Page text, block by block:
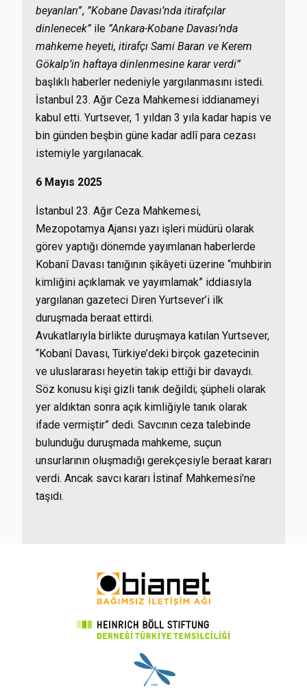
beyanları”, ”Kobane Davası’nda itirafçılar
dinlenecek” ile ”Ankara-Kobane Davası’nda
mahkeme heyeti, itirafçı Sami Baran ve Kerem
Gökalp’in haftaya dinlenmesine karar verdi”
başlıklı haberler nedeniyle yargılanmasını istedi.
İstanbul 23. Ağır Ceza Mahkemesi iddianameyi
kabul etti. Yurtsever, 1 yıldan 3 yıla kadar hapis ve
bin günden beşbin güne kadar adlî para cezası
istemiyle yargılanacak.
6 Mayıs 2025
İstanbul 23. Ağır Ceza Mahkemesi,
Mezopotamya Ajansı yazı işleri müdürü olarak
görev yaptığı dönemde yayımlanan haberlerde
Kobanî Davası tanığının şikâyeti üzerine “muhbirin
kimliğini açıklamak ve yayımlamak” iddiasıyla
yargılanan gazeteci Diren Yurtsever’i ilk
duruşmada beraat ettirdi.
Avukatlarıyla birlikte duruşmaya katılan Yurtsever,
“Kobanî Davası, Türkiye’deki birçok gazetecinin
ve uluslararası heyetin takip ettiği bir davaydı.
Söz konusu kişi gizli tanık değildi; şüpheli olarak
yer aldıktan sonra açık kimliğiyle tanık olarak
ifade vermiştir” dedi. Savcının ceza talebinde
bulunduğu duruşmada mahkeme, suçun
unsurlarının oluşmadığı gerekçesiyle beraat kararı
verdi. Ancak savcı kararı İstinaf Mahkemesi’ne
taşıdı.